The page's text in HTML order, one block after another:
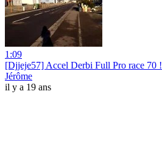
1:09
[Djjeje57] Accel Derbi Full Pro race 70 !
Jérôme
il y a 19 ans